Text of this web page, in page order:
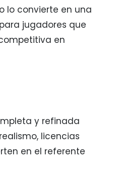
lo convierte en una
jugadores que
en
y refinada
licencias
en el referente